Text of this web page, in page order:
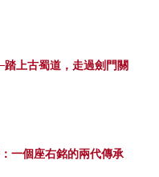
上古蜀道，走過劍門關
一個座右銘的兩代傳承